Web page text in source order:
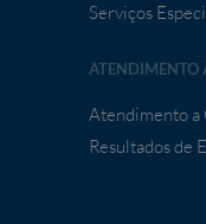
Serviços
ATENDIMENTO
Atendimento a
Resultados de